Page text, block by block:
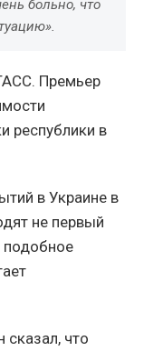
больно, что
Премьер
республики в
в Украине в
не первый
подобное
что